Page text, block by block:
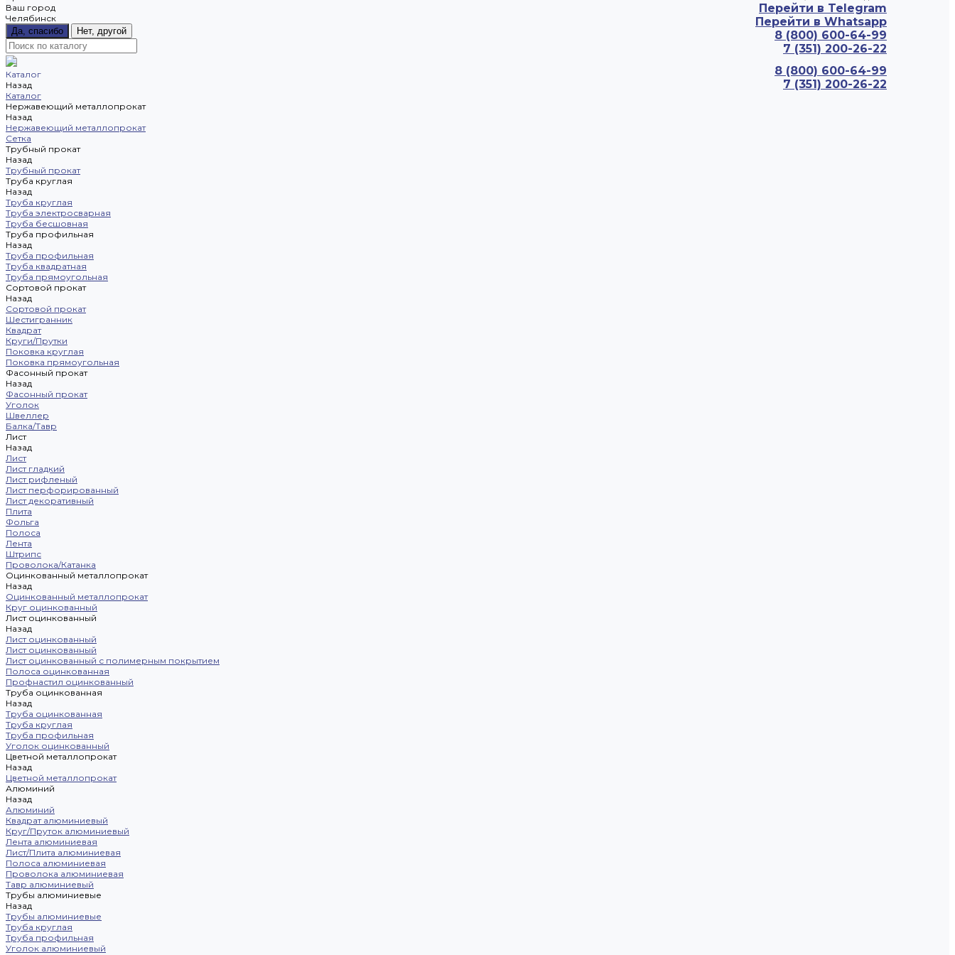
Ваш город
Челябинск
Да, спасибо
Нет, другой
8 (800) 600-64-99
7 (351) 200-26-22
Перейти в Telegram
Перейти в Whatsapp
8 (800) 600-64-99
7 (351) 200-26-22
Каталог
Назад
Каталог
Нержавеющий металлопрокат
Назад
Нержавеющий металлопрокат
Сетка
Трубный прокат
Назад
Трубный прокат
Труба круглая
Назад
Труба круглая
Труба электросварная
Труба бесшовная
Труба профильная
Назад
Труба профильная
Труба квадратная
Труба прямоугольная
Сортовой прокат
Назад
Сортовой прокат
Шестигранник
Квадрат
Круги/Прутки
Поковка круглая
Поковка прямоугольная
Фасонный прокат
Назад
Фасонный прокат
Уголок
Швеллер
Балка/Тавр
Лист
Назад
Лист
Лист гладкий
Лист рифленый
Лист перфорированный
Лист декоративный
Плита
Фольга
Полоса
Лента
Штрипс
Проволока/Катанка
Оцинкованный металлопрокат
Назад
Оцинкованный металлопрокат
Круг оцинкованный
Лист оцинкованный
Назад
Лист оцинкованный
Лист оцинкованный
Лист оцинкованный с полимерным покрытием
Полоса оцинкованная
Профнастил оцинкованный
Труба оцинкованная
Назад
Труба оцинкованная
Труба круглая
Труба профильная
Уголок оцинкованный
Цветной металлопрокат
Назад
Цветной металлопрокат
Алюминий
Назад
Алюминий
Квадрат алюминиевый
Круг/Пруток алюминиевый
Лента алюминиевая
Лист/Плита алюминиевая
Полоса алюминиевая
Проволока алюминиевая
Тавр алюминиевый
Трубы алюминиевые
Назад
Трубы алюминиевые
Труба круглая
Труба профильная
Уголок алюминиевый